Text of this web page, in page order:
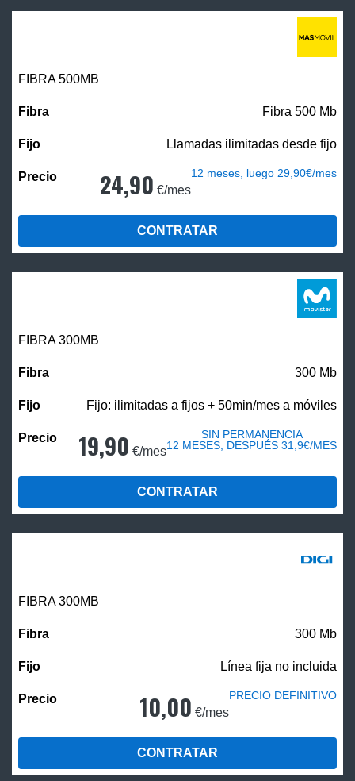
FIBRA500MB
Fibra 500 Mb
Llamadas ilimitadas desde fijo
24,90 €/mes
12 meses, luego 29,90€/mes
CONTRATAR
FIBRA 300MB
300 Mb
Fijo: ilimitadas a fijos + 50min/mes a móviles
19,90 €/mes
SIN PERMANENCIA
12 MESES, DESPUÉS 31,9€/MES
CONTRATAR
FIBRA 300MB
300 Mb
Línea fija no incluida
10,00 €/mes
PRECIO DEFINITIVO
CONTRATAR